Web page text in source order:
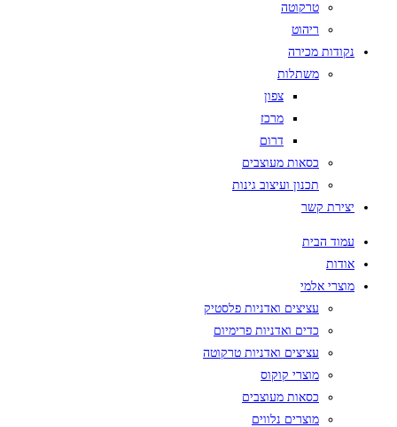
טרקוטה
ריהוט
נקודות מכירה
משתלות
צפון
מרכז
דרום
כסאות מעוצבים
תכנון ועיצוב גינות
יצירת קשר
עמוד הבית
אודות
מוצרי אלמי
עציצים ואדניות פלסטיק
כדים ואדניות פרימיום
עציצים ואדניות טרקוטה
מוצרי קוקוס
כסאות מעוצבים
מוצרים נלווים